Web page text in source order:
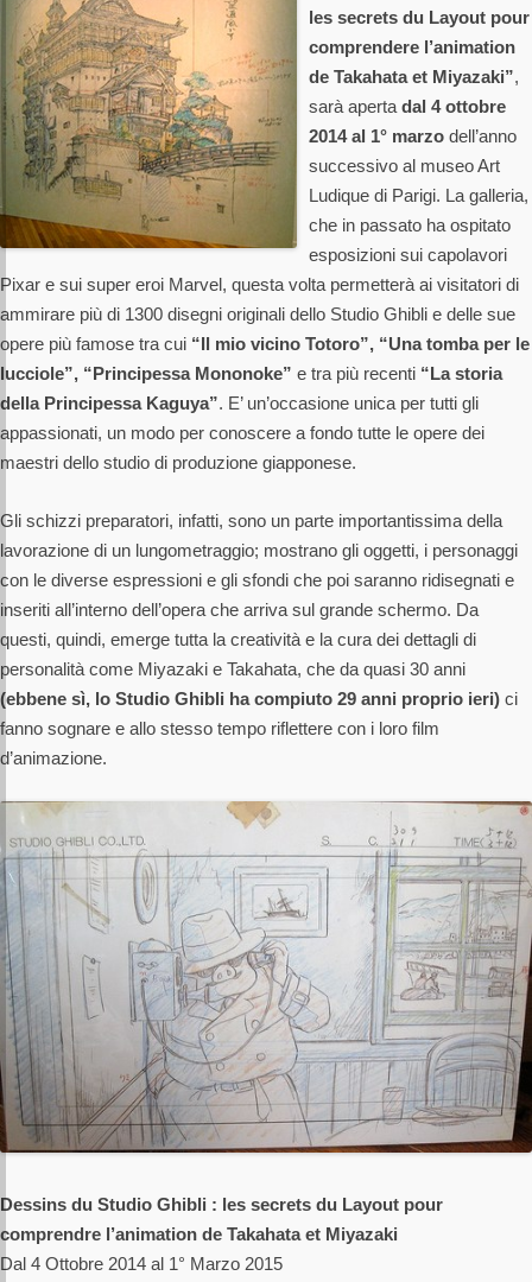
les secrets du Layout pour
comprendere l’animation
de Takahata et Miyazaki”,
sarà apertadal 4 ottobre
2014 al 1° marzo dell’anno
successivo al museo Art
Ludique di Parigi. La galleria,
che in passato ha ospitato
esposizioni sui capolavori
Pixar e sui super eroi Marvel, questa volta permetterà ai visitatori di
ammirare più di 1300 disegni originali dello Studio Ghibli e delle sue
opere più famose tra cui “Il mio vicino Totoro”, “Una tomba per le
lucciole”, “Principessa Mononoke” e tra più recenti “La storia
della Principessa Kaguya”. E’ un’occasione unica per tutti gli
appassionati, un modo per conoscere a fondo tutte le opere dei
maestri dello studio di produzione giapponese.
Gli schizzi preparatori, infatti, sono un parte importantissima della
lavorazione di un lungometraggio; mostrano gli oggetti, i personaggi
con le diverse espressioni e gli sfondi che poi saranno ridisegnati e
inseriti all’interno dell’opera che arriva sul grande schermo. Da
questi, quindi, emerge tutta la creatività e la cura dei dettagli di
personalità come Miyazaki e Takahata, che da quasi 30 anni
(ebbene sì, lo Studio Ghibli ha compiuto 29 anni proprio ieri) ci
fanno sognare e allo stesso tempo riflettere con i loro film
d’animazione.
Dessins du Studio Ghibli : les secrets du Layout pour
comprendre l’animation de Takahata et Miyazaki
Dal 4 Ottobre 2014 al 1° Marzo 2015